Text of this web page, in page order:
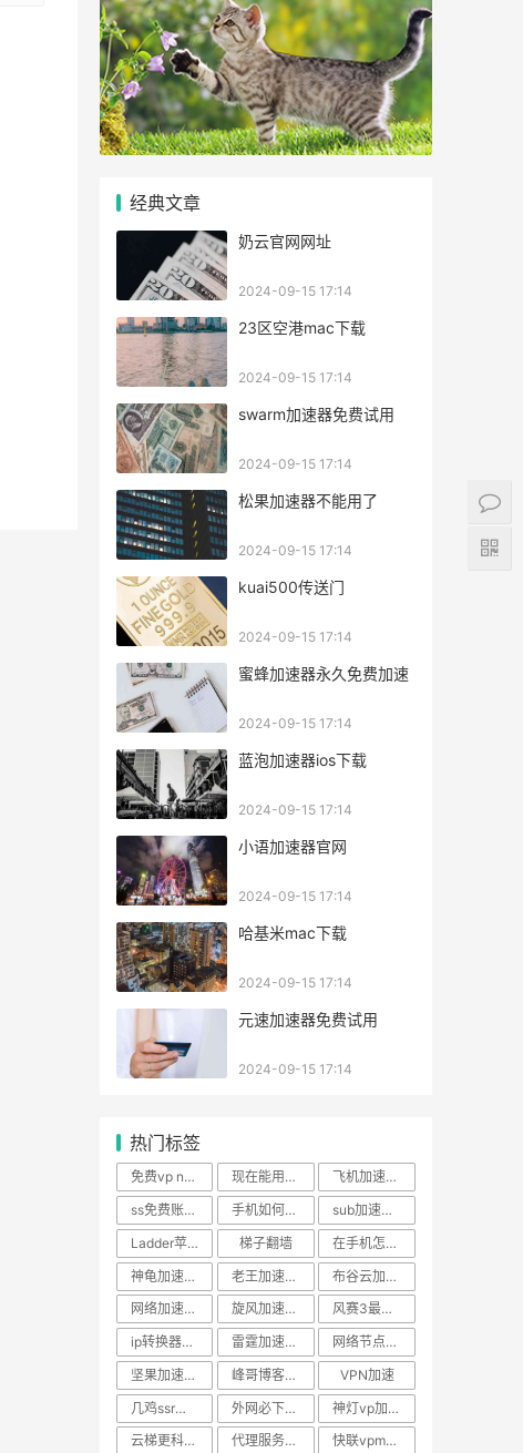
经典文章
奶云官网网址
2024-09-15 17:14
23区空港mac下载
2024-09-15 17:14
swarm加速器免费试用
2024-09-15 17:14
松果加速器不能用了
2024-09-15 17:14
kuai500传送门
2024-09-15 17:14
蜜蜂加速器永久免费加速
2024-09-15 17:14
蓝泡加速器ios下载
2024-09-15 17:14
小语加速器官网
2024-09-15 17:14
哈基米mac下载
2024-09-15 17:14
元速加速器免费试用
2024-09-15 17:14
热门标签
免费vp n安卓百度云 现在能用的vp
飞机加速器下载安卓
ss免费账号12小时更换
手机如何登陆外网
sub加速器官网
Ladder苹果
梯子翻墙
在手机怎样下油管
神龟加速器有用吗
老王加速器最新版v2.2.20
布谷云加速器
网络加速器推荐
旋风加速器ios永久免费
风赛3最新版
ip转换器免费国外版
雷霆加速器安卓官网
网络节点二维码
坚果加速器官方网址
峰哥博客加速器
ⅤPN加速
几鸡ssr安卓
外网必下的软件
神灯vp加速器
云梯更科学的上网工具
代理服务器网页版
快联vpm官网